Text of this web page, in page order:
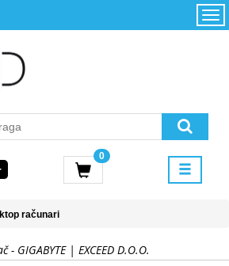
0
Početna
korišćenja i
PoweredByAsus
računari
- GIGABYTE | EXCEED D.O.O.